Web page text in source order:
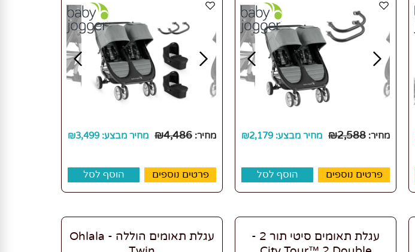
מחיר: ₪2,588 מחיר מבצע: ₪2,179
פרטים נוספים הוסף לסל
מחיר: ₪4,486 מחיר מבצע: ₪3,499
פרטים נוספים הוסף לסל
עגלת תאומים סיטי תור 2 -
עגלת תאומים הוללה - Ohlala